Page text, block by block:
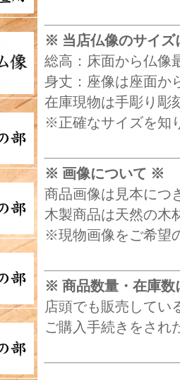
※ 当店仏像のサイ
総高：床面から仏像
身丈：座像は座面か
在庫現物は手彫り彫
※正確なサイズを知
※ 画像について ※
商品画像は見本につ
木製商品は天然の木
※現物画像をご希望
※ 商品数量・在庫
店頭でも販売してい
ご購入手続きをされ